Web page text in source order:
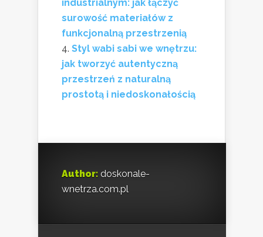
industrialnym: jak łączyć
surowość materiałów z
funkcjonalną przestrzenią
Styl wabi sabi we wnętrzu:
jak tworzyć autentyczną
przestrzeń z naturalną
prostotą i niedoskonałością
Author: doskonale-
wnetrza.com.pl